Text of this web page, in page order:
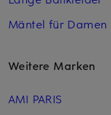
Mäntel für Damen
Weitere Marken
AMI PARIS